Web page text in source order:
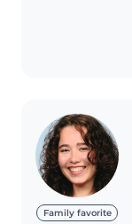
Family favorite